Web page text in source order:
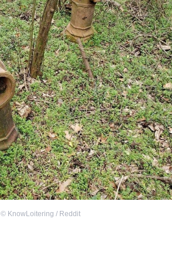
© KnowLoitering / Reddit